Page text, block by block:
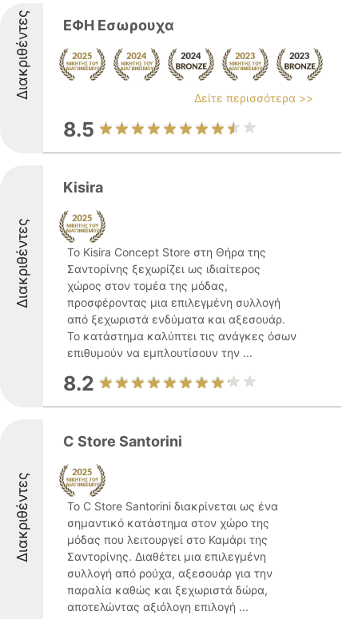
Διακριθέντες ΕΦΗ Εσωρουχα
Δείτε περισσότερα >>
8.5
Διακριθέντες
Kisira
Το Kisira Concept Store στη Θήρα της
Σαντορίνης ξεχωρίζει ως ιδιαίτερος
χώρος στον τομέα της μόδας,
προσφέροντας μια επιλεγμένη συλλογή
από ξεχωριστά ενδύματα και αξεσουάρ.
Το κατάστημα καλύπτει τις ανάγκες όσων
επιθυμούν να εμπλουτίσουν την ...
8.2
Διακριθέντες
C Store Santorini
Το C Store Santorini διακρίνεται ως ένα
σημαντικό κατάστημα στον χώρο της
μόδας που λειτουργεί στο Καμάρι της
Σαντορίνης. Διαθέτει μια επιλεγμένη
συλλογή από ρούχα, αξεσουάρ για την
παραλία καθώς και ξεχωριστά δώρα,
αποτελώντας αξιόλογη επιλογή ...